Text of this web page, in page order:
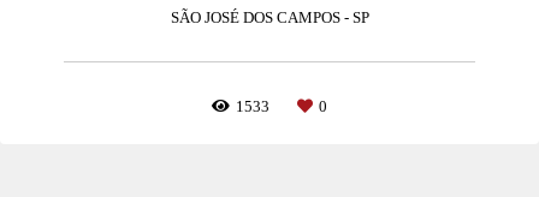
SÃO JOSÉ DOS CAMPOS - SP
1533 0